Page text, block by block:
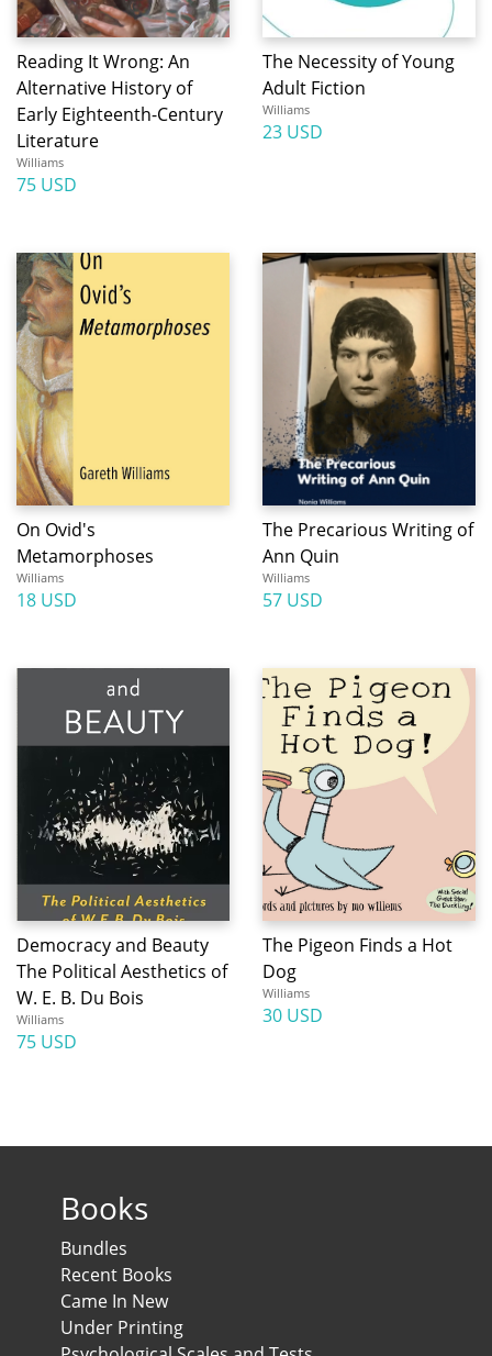
Reading It Wrong: An
Alternative History of
Early Eighteenth-Century
Literature
Williams
75 USD
The Necessity of Young
Adult Fiction
Williams
23 USD
On Ovid's
Metamorphoses
Williams
18 USD
The Precarious Writing of
Ann Quin
Williams
57 USD
Democracy and Beauty
The Political Aesthetics of
W. E. B. Du Bois
Williams
75 USD
The Pigeon Finds a Hot
Dog
Williams
30 USD
Books
Bundles
Recent Books
Came In New
Under Printing